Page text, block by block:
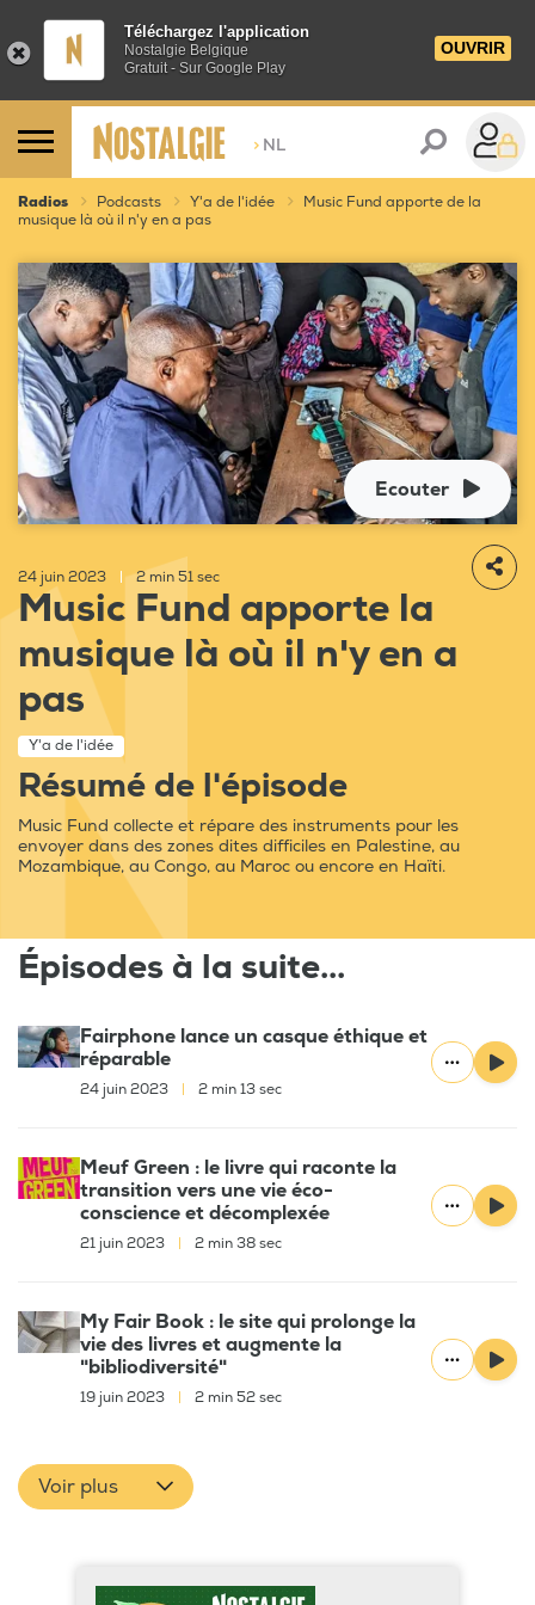
Téléchargez l'application
Nostalgie Belgique
Gratuit - Sur Google Play
OUVRIR
> NL
Radios Podcasts Y'a de l'idée
Music Fund apporte de la
musique là où il n'y en a pas
Ecouter
24 juin 2023 2 min 51 sec
Music Fund apporte la
musique là où il n'y en a
pas
Y'a de l'idée
Résumé de l'épisode
Music Fund collecte et répare des instruments pour les
envoyer dans des zones dites difficiles en Palestine, au
Mozambique, au Congo, au Maroc ou encore en Haïti.
Épisodes à la suite...
Fairphone lance un casque éthique et
réparable
24 juin 2023 2 min 13 sec
Meuf Green : le livre qui raconte la
transition vers une vie éco-
conscience et décomplexée
21 juin 2023 2 min 38 sec
My Fair Book : le site qui prolonge la
vie des livres et augmente la
"bibliodiversité"
19 juin 2023 2 min 52 sec
Voir plus